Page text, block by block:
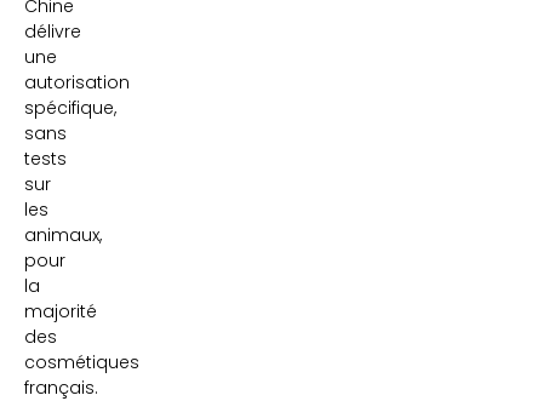
Chine
délivre
une
autorisation
spécifique,
sans
tests
sur
les
animaux,
pour
la
majorité
des
cosmétiques
français.